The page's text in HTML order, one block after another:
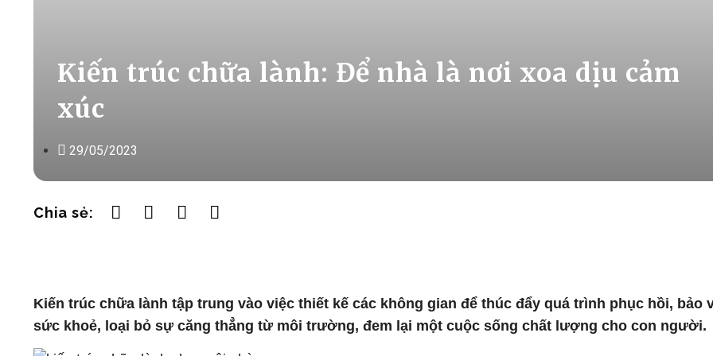
Kiến trúc chữa lành: Để nhà là nơi xoa dịu cảm
xúc
29/05/2023
Chia sẻ:
Kiến trúc chữa lành tập trung vào việc thiết kế các không gian để thúc đẩy quá trình phục hồi, bảo
sức khoẻ, loại bỏ sự căng thẳng từ môi trường, đem lại một cuộc sống chất lượng cho con người.